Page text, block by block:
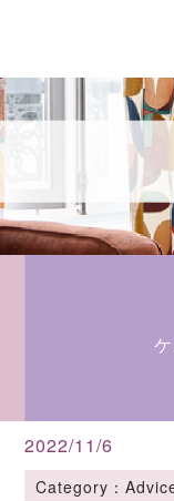
2022/11/6
Category：